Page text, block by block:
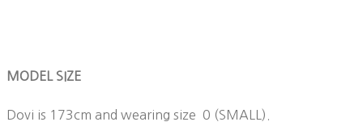
MODEL SIZE
Dovi is 173cm and wearing size 0 (SMALL).